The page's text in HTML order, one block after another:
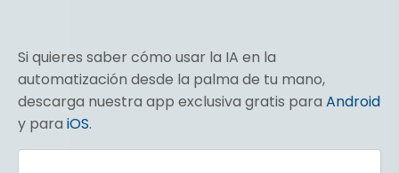
Si quieres saber cómo usar la IA en la
automatización desde la palma de tu mano,
descarga nuestra app exclusiva gratis para Android
y para iOS.